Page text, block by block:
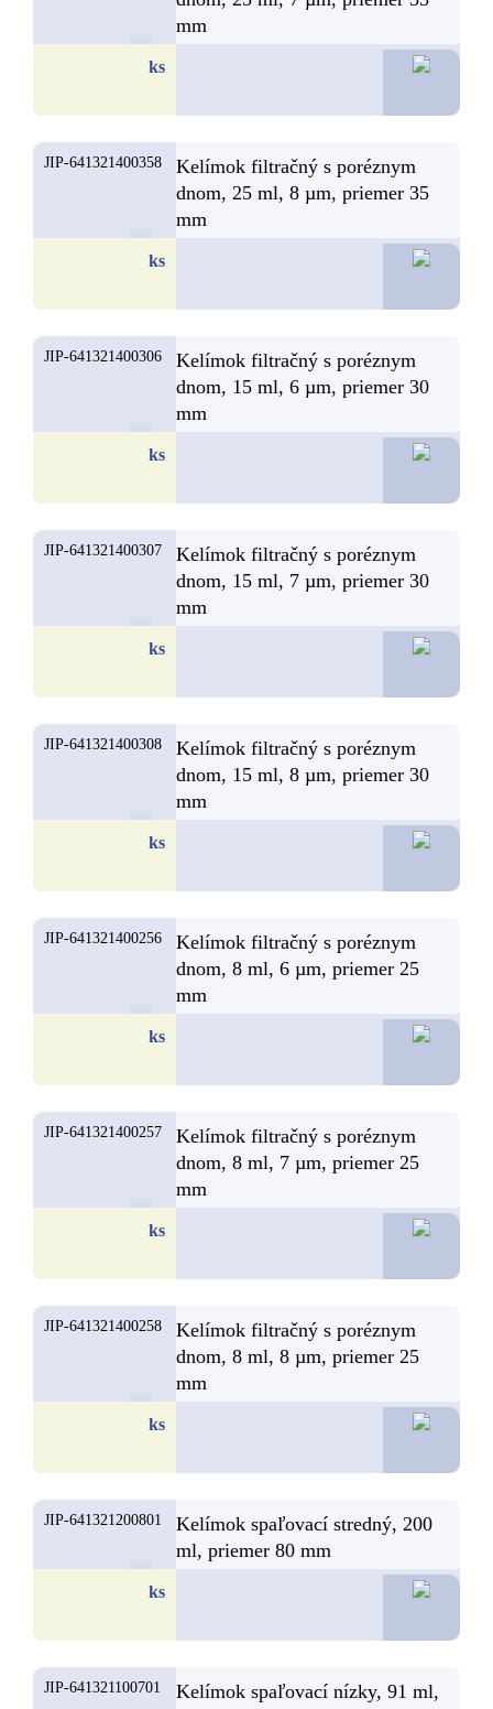
mm
ks
JIP-641321400358
Kelímok filtračný s poréznym
dnom, 25 ml, 8 µm, priemer 35
mm
ks
JIP-641321400306
Kelímok filtračný s poréznym
dnom, 15 ml, 6 µm, priemer 30
mm
ks
JIP-641321400307
Kelímok filtračný s poréznym
dnom, 15 ml, 7 µm, priemer 30
mm
ks
JIP-641321400308
Kelímok filtračný s poréznym
dnom, 15 ml, 8 µm, priemer 30
mm
ks
JIP-641321400256
Kelímok filtračný s poréznym
dnom, 8 ml, 6 µm, priemer 25
mm
ks
JIP-641321400257
Kelímok filtračný s poréznym
dnom, 8 ml, 7 µm, priemer 25
mm
ks
JIP-641321400258
Kelímok filtračný s poréznym
dnom, 8 ml, 8 µm, priemer 25
mm
ks
JIP-641321200801
Kelímok spaľovací stredný, 200
ml, priemer 80 mm
ks
JIP-641321100701
Kelímok spaľovací nízky, 91 ml,